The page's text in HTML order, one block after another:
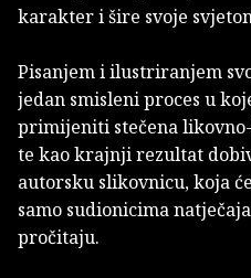
karakter i šire svoje
Pisanjem i ilustriranjem
jedan smisleni proces u
primijeniti stečena
te kao krajnji rezultat
autorsku slikovnicu, koja
samo sudionicima
pročitaju.